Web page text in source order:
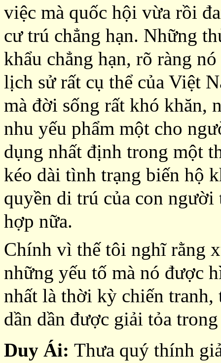
việc mà quốc hội vừa rồi
cư trú chẳng hạn. Những
khẩu chẳng hạn, rõ ràng
lịch sử rất cụ thể của Việt
mà đời sống rất khó khăn,
nhu yếu phẩm một cho
dụng nhất định trong một
kéo dài tình trạng biến hộ
quyền di trú của con
hợp nữa.
Chính vì thế tôi nghĩ rằng
những yếu tố mà nó được
nhất là thời kỳ chiến tranh,
dần dần được giải tỏa
Duy Ái: Thưa quý thính